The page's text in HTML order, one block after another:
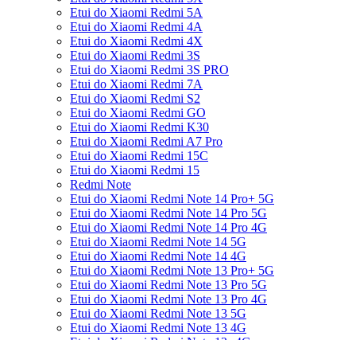
Etui do Xiaomi Redmi 5A
Etui do Xiaomi Redmi 4A
Etui do Xiaomi Redmi 4X
Etui do Xiaomi Redmi 3S
Etui do Xiaomi Redmi 3S PRO
Etui do Xiaomi Redmi 7A
Etui do Xiaomi Redmi S2
Etui do Xiaomi Redmi GO
Etui do Xiaomi Redmi K30
Etui do Xiaomi Redmi A7 Pro
Etui do Xiaomi Redmi 15C
Etui do Xiaomi Redmi 15
Redmi Note
Etui do Xiaomi Redmi Note 14 Pro+ 5G
Etui do Xiaomi Redmi Note 14 Pro 5G
Etui do Xiaomi Redmi Note 14 Pro 4G
Etui do Xiaomi Redmi Note 14 5G
Etui do Xiaomi Redmi Note 14 4G
Etui do Xiaomi Redmi Note 13 Pro+ 5G
Etui do Xiaomi Redmi Note 13 Pro 5G
Etui do Xiaomi Redmi Note 13 Pro 4G
Etui do Xiaomi Redmi Note 13 5G
Etui do Xiaomi Redmi Note 13 4G